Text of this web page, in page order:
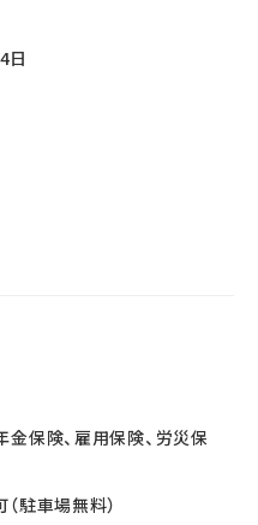
日
保険、雇用保険、労災保
駐車場無料）